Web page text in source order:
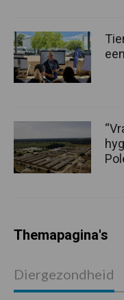
Themapagina's
Diergezondheid